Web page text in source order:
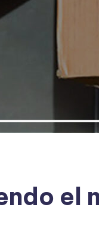
el